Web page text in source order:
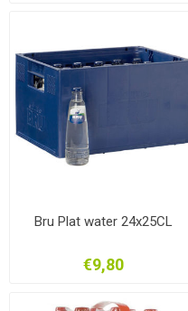
Bru Plat water 24x25CL
€9,80